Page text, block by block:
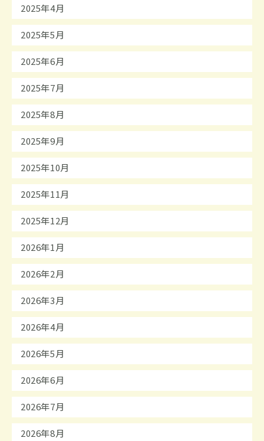
2025年4月
2025年5月
2025年6月
2025年7月
2025年8月
2025年9月
2025年10月
2025年11月
2025年12月
2026年1月
2026年2月
2026年3月
2026年4月
2026年5月
2026年6月
2026年7月
2026年8月